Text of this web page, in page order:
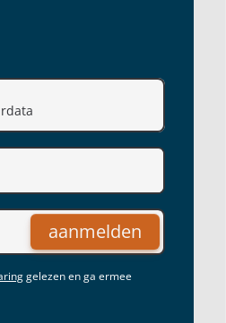
aanmelden
gelezen en ga ermee